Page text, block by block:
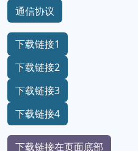
通信协议
下载链接1
下载链接2
下载链接3
下载链接4
下载链接在页面底部